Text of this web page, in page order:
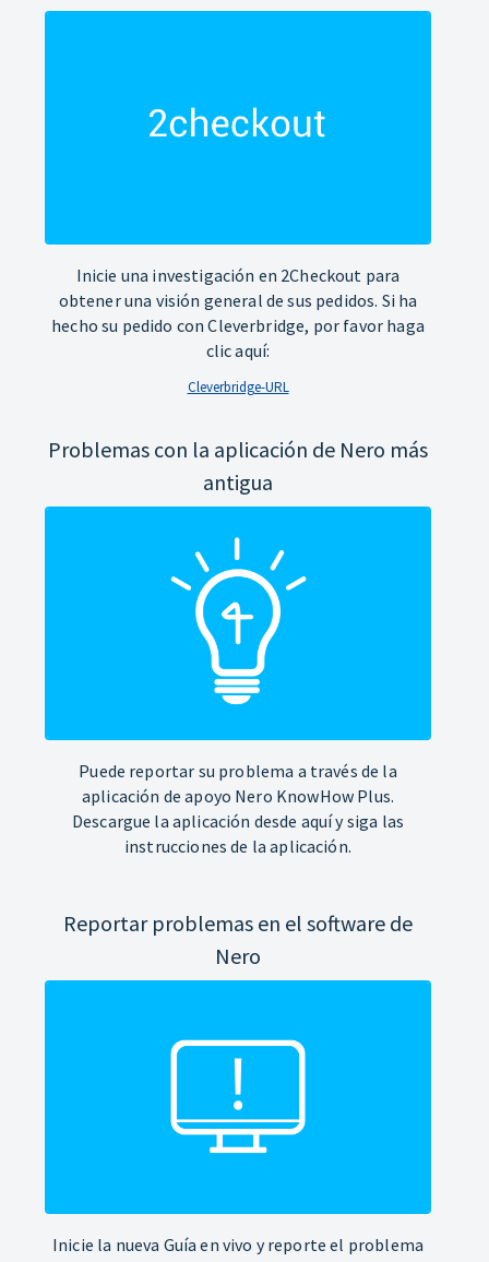
Inicie una investigación en 2Checkout para
obtener una visión general de sus pedidos. Si ha
hecho su pedido con Cleverbridge, por favor haga
clic aquí:
Cleverbridge-URL
Problemas con la aplicación de Nero más
antigua
Puede reportar su problema a través de la
aplicación de apoyo Nero KnowHow Plus.
Descargue la aplicación desde aquí y siga las
instrucciones de la aplicación.
Reportar problemas en el software de
Nero
Inicie la nueva Guía en vivo y reporte el problema